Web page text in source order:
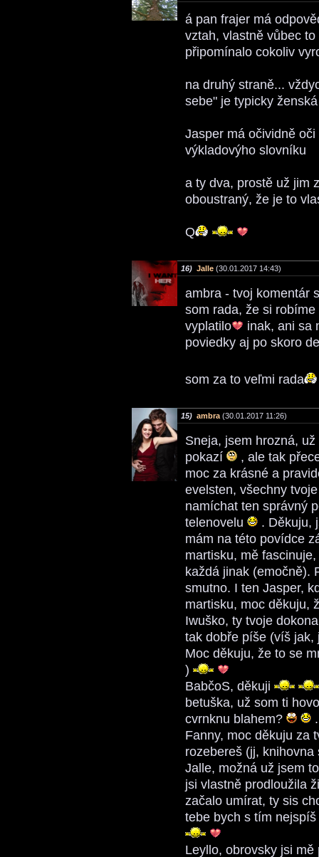
á pan frajer má
vztah, vlastně vůbec
připomínalo cokoliv
na druhý straně...
sebe" je typicky
Jasper má očividně
výkladovýho slovníku
a ty dva, prostě už jim
oboustraný, že je to
Q
16) Jalle (30.01.2017 14:43)
ambra - tvoj komentár
som rada, že si
vyplatilo
inak, ani sa
poviedky aj po skoro
som za to veľmi rada
15) ambra (30.01.2017 11:26)
Sneja, jsem hrozná,
pokazí
, ale tak
moc za krásné a
evelsten, všechny
namíchat ten správný
telenovelu
. Děkuju,
mám na této povídce
martisku, mě
každá jinak (emočně).
smutno. I ten Jasper,
martisku, moc děkuju,
Iwuško, ty tvoje
tak dobře píše (víš jak,
Moc děkuju, že to se
)
BabčoS, děkuji
betuška, už som ti
cvrnknu blahem?
Fanny, moc děkuju za
rozebereš (jj,
Jalle, možná už jsem
jsi vlastně prodloužila
začalo umírat, ty sis
tebe bych s tím
Leyllo, obrovsky jsi